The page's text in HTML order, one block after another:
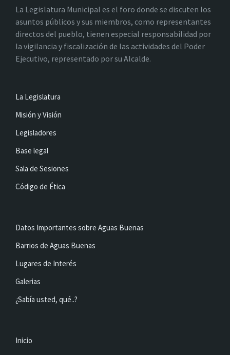
La Legislatura Municipal es el foro donde se discuten los
asuntos públicos y sus miembros, como representantes
directos del pueblo, tienen especial responsabilidad por
la vigilancia y fiscalización de las actividades del Poder
Ejecutivo, representado por su Alcalde.
La Legislatura
Misión y Visión
Legisladores
Base legal
Sala de Sesiones
Código de Ética
Datos Importantes sobre Aguas Buenas
Barrios de Aguas Buenas
Lugares de Interés
Galerias
¿Sabía usted, qué..?
Inicio